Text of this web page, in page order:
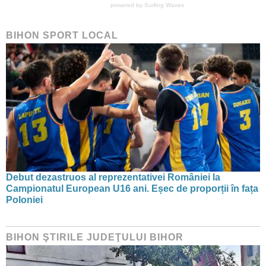
powered by Surfing Waves
BIHON SPORT LOCAL
Debut dezastruos al reprezentativei României la
Campionatul European U16 ani. Eșec de proporții în fața
Poloniei
BIHON ŞTIRILE JUDEŢULUI BIHOR